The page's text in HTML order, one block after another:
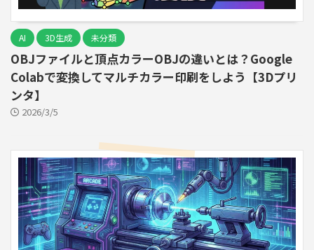
AI 3D生成 未分類
OBJファイルと頂点カラーOBJの違いとは？Google
Colabで変換してマルチカラー印刷をしよう【3Dプリ
ンタ】
2026/3/5